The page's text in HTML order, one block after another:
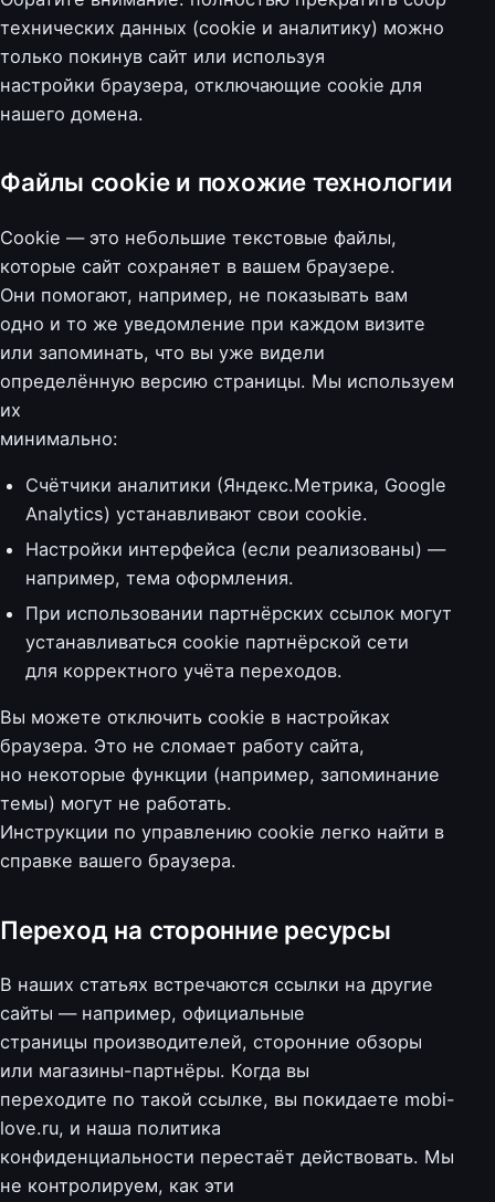
технических данных (cookie и аналитику) можно
только покинув сайт или используя
настройки браузера, отключающие cookie для
нашего домена.
Файлы cookie и похожие технологии
Cookie — это небольшие текстовые файлы,
которые сайт сохраняет в вашем браузере.
Они помогают, например, не показывать вам
одно и то же уведомление при каждом визите
или запоминать, что вы уже видели
определённую версию страницы. Мы используем
их
минимально:
Счётчики аналитики (Яндекс.Метрика, Google
Analytics) устанавливают свои cookie.
Настройки интерфейса (если реализованы) —
например, тема оформления.
При использовании партнёрских ссылок могут
устанавливаться cookie партнёрской сети
для корректного учёта переходов.
Вы можете отключить cookie в настройках
браузера. Это не сломает работу сайта,
но некоторые функции (например, запоминание
темы) могут не работать.
Инструкции по управлению cookie легко найти в
справке вашего браузера.
Переход на сторонние ресурсы
В наших статьях встречаются ссылки на другие
сайты — например, официальные
страницы производителей, сторонние обзоры
или магазины-партнёры. Когда вы
переходите по такой ссылке, вы покидаете mobi-
love.ru, и наша политика
конфиденциальности перестаёт действовать. Мы
не контролируем, как эти